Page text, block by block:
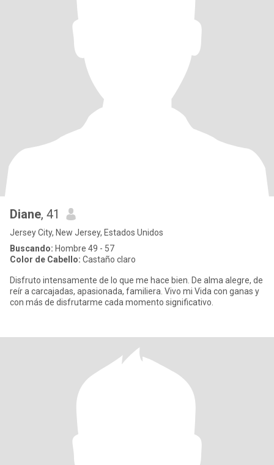
Diane, 41
Jersey City, New Jersey, Estados Unidos
Buscando: Hombre 49 - 57
Color de Cabello: Castaño claro
Disfruto intensamente de lo que me hace bien. De alma alegre, de
reír a carcajadas, apasionada, familiera. Vivo mi Vida con ganas y
con más de disfrutarme cada momento significativo.